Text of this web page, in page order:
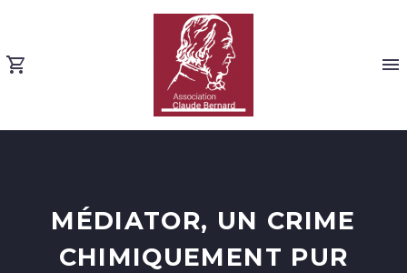
MÉDIATOR, UN CRIME
CHIMIQUEMENT PUR